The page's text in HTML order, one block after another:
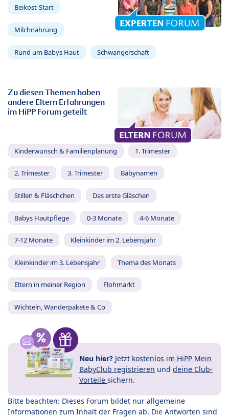
Beikost-Start
Milchnahrung
Rund um Babys Haut Schwangerschaft
Zu diesen Themen haben
andere Eltern Erfahrungen
im HiPP Forum geteilt
Kinderwunsch & Familienplanung 1. Trimester
2. Trimester 3. Trimester Babynamen
Stillen & Fläschchen Das erste Gläschen
Babys Hautpflege 0-3 Monate 4-6 Monate
7-12 Monate Kleinkinder im 2. Lebensjahr
Kleinkinder im 3. Lebensjahr Thema des Monats
Eltern in meiner Region Flohmarkt
Wichteln, Wanderpakete & Co
Neu hier? Jetzt kostenlos im HiPP Mein
BabyClub registrieren und deine Club-
Vorteile sichern.
Bitte beachten: Dieses Forum bildet nur allgemeine
Informationen zum Inhalt der Fragen ab. Die Antworten sind